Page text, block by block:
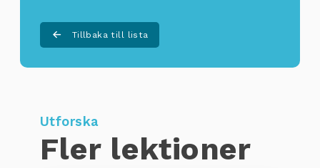
Tillbaka till lista
Utforska
Fler lektioner